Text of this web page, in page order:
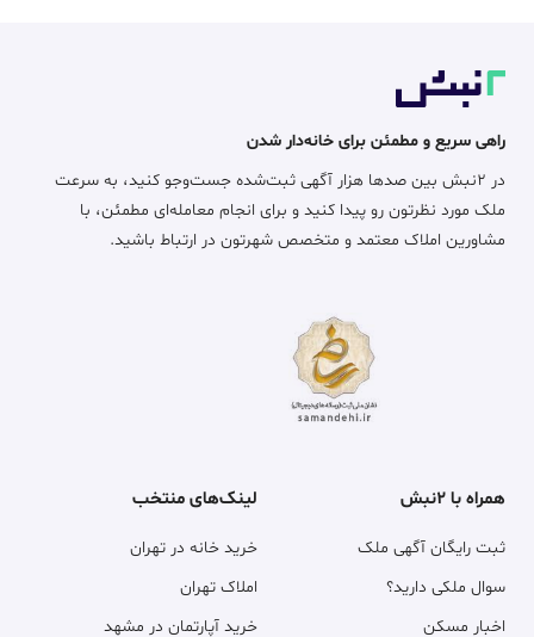
راهی سریع و مطمئن برای خانه‌دار شدن
در ۲نبش بین صدها هزار آگهی ثبت‌شده جست‌وجو کنید، به سرعت
ملک مورد نظرتون رو پیدا کنید و برای انجام معامله‌ای مطمئن، با
مشاورین املاک معتمد و متخصص شهرتون در ارتباط باشید.
همراه با ۲نبش
ثبت رایگان آگهی ملک
سوال ملکی دارید؟
اخبار مسکن
لینک‌های منتخب
خرید خانه در تهران
املاک تهران
خرید آپارتمان در مشهد